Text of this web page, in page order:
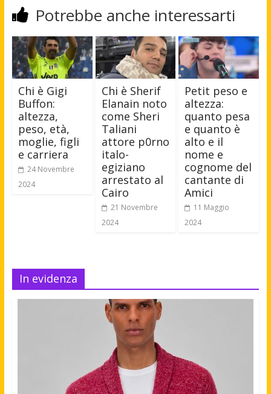
Potrebbe anche interessarti
Chi è Gigi
Buffon:
altezza,
peso, età,
moglie, figli
e carriera
24 Novembre
2024
Chi è Sherif
Elanain noto
come Sheri
Taliani
attore p0rno
italo-
egiziano
arrestato al
Cairo
21 Novembre
2024
Petit peso e
altezza:
quanto pesa
e quanto è
alto e il
nome e
cognome del
cantante di
Amici
11 Maggio
2024
In evidenza